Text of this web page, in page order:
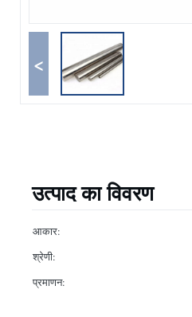
<
उत्पाद का विवरण
आकार:
श्रेणी:
प्रमाणन: